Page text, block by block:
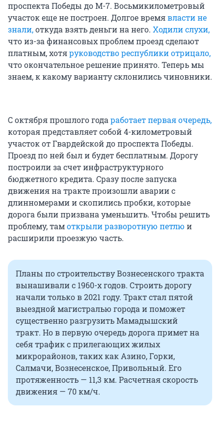
проспекта Победы до М-7. Восьмикилометровый
участок еще не построен. Долгое времявласти не
знали,откуда взять деньги на него. Ходили слухи,
что из-за финансовых проблем проезд сделают
платным, хотяруководство республики отрицало,
что окончательное решение принято. Теперь мы
знаем, к какому варианту склонились чиновники.
С октября прошлого годаработает первая очередь,
которая представляет собой 4-километровый
участок от Гвардейской до проспекта Победы.
Проезд по ней был и будет бесплатным. Дорогу
построили за счет инфраструктурного
бюджетного кредита. Сразу после запуска
движения на тракте произошли аварии с
длинномерами и скопились пробки, которые
дорога были призвана уменьшить. Чтобы решить
проблему, тамоткрыли разворотную петлю и
расширили проезжую часть.
Планы по строительству Вознесенского тракта
вынашивали с 1960-х годов. Строить дорогу
начали только в 2021 году. Тракт стал пятой
выездной магистралью города и поможет
существенно разгрузить Мамадышский
тракт. Но в первую очередь дорога примет на
себя трафик с прилегающих жилых
микрорайонов, таких как Азино, Горки,
Салмачи, Вознесенское, Привольный. Его
протяженность — 11,3 км. Расчетная скорость
движения — 70 км/ч.